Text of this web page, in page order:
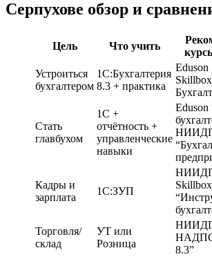
Серпухове обзор и
Цель Что учить
Устроиться
бухгалтером
1С:Бухгалтерия
8.3 + практика
Стать
главбухом
1С +
отчётность +
управленческие
навыки
Eduson
Кадры и
зарплата
1С:ЗУП
Skillbox
Торговля/
склад
УТ или
Розница
НАДПО
8.3”